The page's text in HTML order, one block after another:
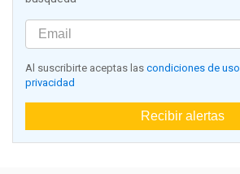
Al suscribirte aceptas las condiciones de uso
privacidad
Recibir alertas